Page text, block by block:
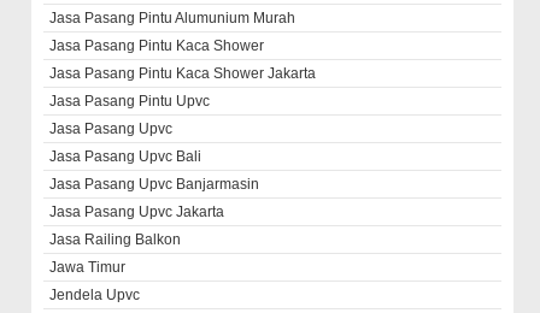
Jasa Pasang Pintu Alumunium Murah
Jasa Pasang Pintu Kaca Shower
Jasa Pasang Pintu Kaca Shower Jakarta
Jasa Pasang Pintu Upvc
Jasa Pasang Upvc
Jasa Pasang Upvc Bali
Jasa Pasang Upvc Banjarmasin
Jasa Pasang Upvc Jakarta
Jasa Railing Balkon
Jawa Timur
Jendela Upvc